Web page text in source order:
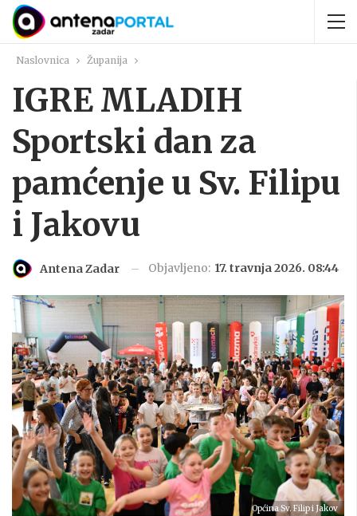
Naslovnica Županija
IGRE MLADIH
Sportski dan za
pamćenje u Sv. Filipu
i Jakovu
Antena Zadar Objavljeno: 17. travnja 2026. 08:44
Općina Sv. Filip i Jakov